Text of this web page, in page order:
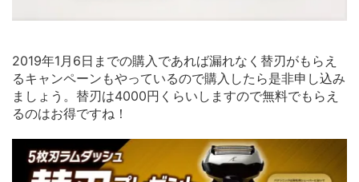
2019年1月6日までの購入であれば漏れなく替刃がもらえ
るキャンペーンもやっているので購入したら是非申し込み
ましょう。替刃は4000円くらいしますので無料でもらえ
るのはお得ですね！